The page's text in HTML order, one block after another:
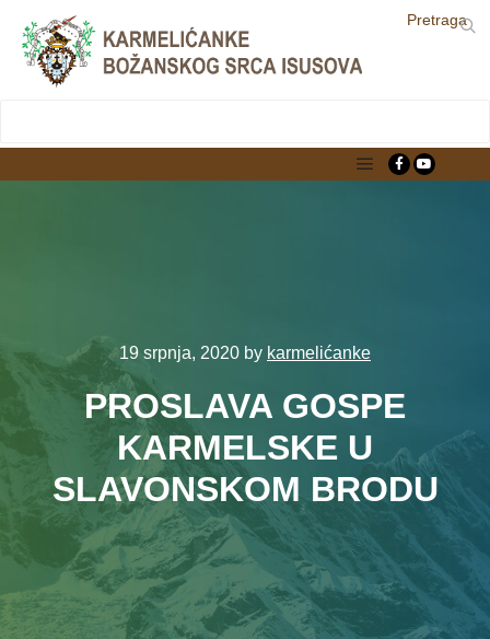
Pretraga
19 srpnja, 2020 by karmelićanke
PROSLAVA GOSPE
KARMELSKE U
SLAVONSKOM BRODU